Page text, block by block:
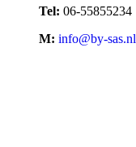
Tel: 06-55855234
M: info@by-sas.nl